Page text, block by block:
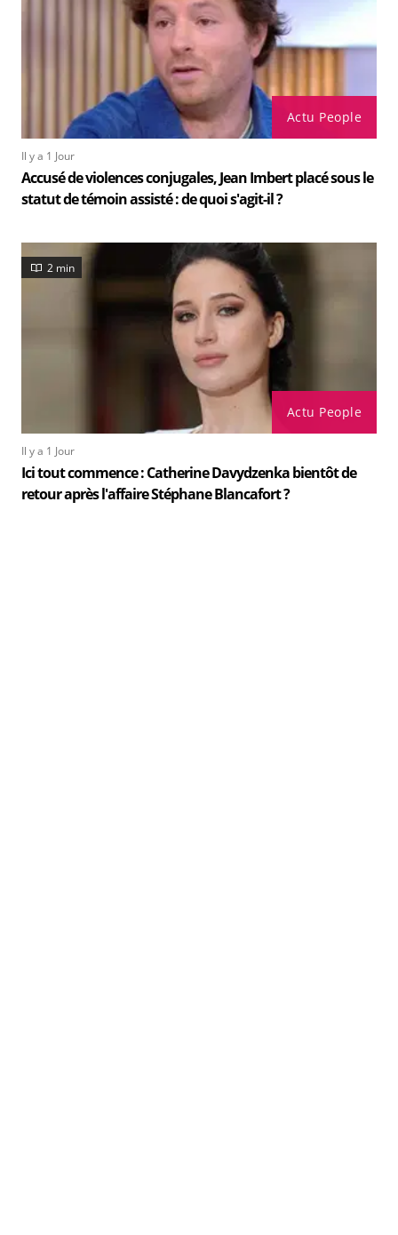
Actu People
Il y a 1 Jour
Accusé de violences conjugales, Jean Imbert placé sous le
statut de témoin assisté : de quoi s'agit-il ?
Actu People
2 min
Il y a 1 Jour
Ici tout commence : Catherine Davydzenka bientôt de
retour après l'affaire Stéphane Blancafort ?